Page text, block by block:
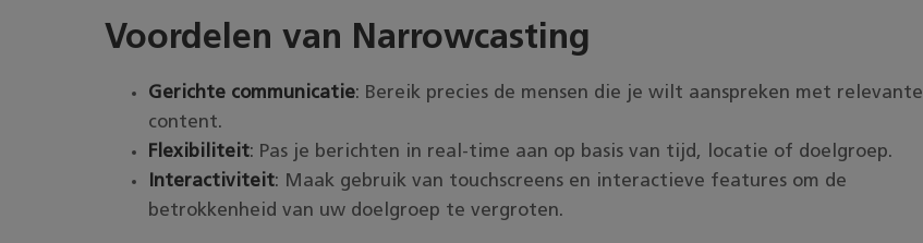
Voordelen van Narrowcasting
Gerichte communicatie: Bereik precies de mensen die je wilt aanspreken met relevante
content.
Flexibiliteit: Pas je berichten in real-time aan op basis van tijd, locatie of doelgroep.
Interactiviteit: Maak gebruik van touchscreens en interactieve features om de
betrokkenheid van uw doelgroep te vergroten.